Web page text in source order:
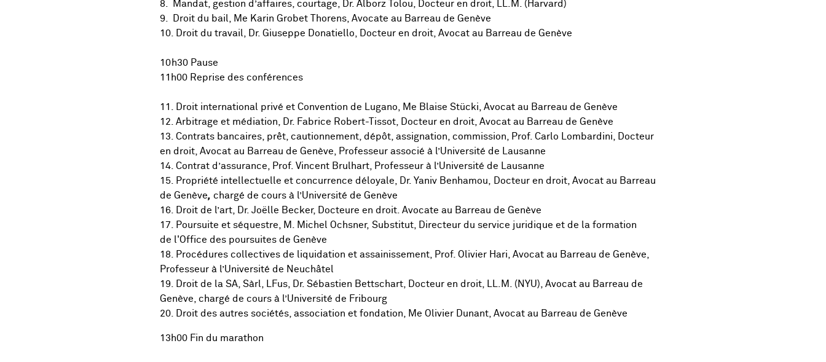
8. Mandat, gestion d’affaires, courtage, Dr. Alborz Tolou, Docteur en droit, LL.M. (Harvard)
9. Droit du bail, Me Karin Grobet Thorens, Avocate au Barreau de Genève
10. Droit du travail, Dr. Giuseppe Donatiello, Docteur en droit, Avocat au Barreau de Genève
10h30 Pause
11h00 Reprise des conférences
11. Droit international privé et Convention de Lugano, Me Blaise Stücki, Avocat au Barreau de Genève
12. Arbitrage et médiation, Dr. Fabrice Robert-Tissot, Docteur en droit, Avocat au Barreau de Genève
13. Contrats bancaires, prêt, cautionnement, dépôt, assignation, commission, Prof. Carlo Lombardini, Docteur
en droit, Avocat au Barreau de Genève, Professeur associé à l’Université de Lausanne
14. Contrat d’assurance, Prof. Vincent Brulhart, Professeur à l’Université de Lausanne
15. Propriété intellectuelle et concurrence déloyale, Dr. Yaniv Benhamou, Docteur en droit, Avocat au Barreau
de Genève, chargé de cours à l’Université de Genève
16. Droit de l’art, Dr. Joëlle Becker, Docteure en droit. Avocate au Barreau de Genève
17. Poursuite et séquestre, M. Michel Ochsner, Substitut, Directeur du service juridique et de la formation
de l'Office des poursuites de Genève
18. Procédures collectives de liquidation et assainissement, Prof. Olivier Hari, Avocat au Barreau de Genève,
Professeur à l’Université de Neuchâtel
19. Droit de la SA, Sàrl, LFus, Dr. Sébastien Bettschart, Docteur en droit, LL.M. (NYU), Avocat au Barreau de
Genève, chargé de cours à l’Université de Fribourg
20. Droit des autres sociétés, association et fondation, Me Olivier Dunant, Avocat au Barreau de Genève
13h00 Fin du marathon